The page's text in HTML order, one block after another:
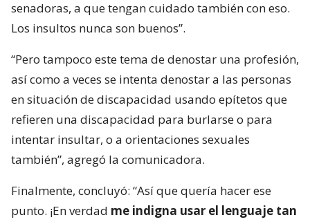
senadoras, a que tengan cuidado también con eso.
Los insultos nunca son buenos”.
“Pero tampoco este tema de denostar una profesión,
así como a veces se intenta denostar a las personas
en situación de discapacidad usando epítetos que
refieren una discapacidad para burlarse o para
intentar insultar, o a orientaciones sexuales
también”, agregó la comunicadora.
Finalmente, concluyó: “Así que quería hacer ese
punto. ¡En verdad me indigna usar el lenguaje tan